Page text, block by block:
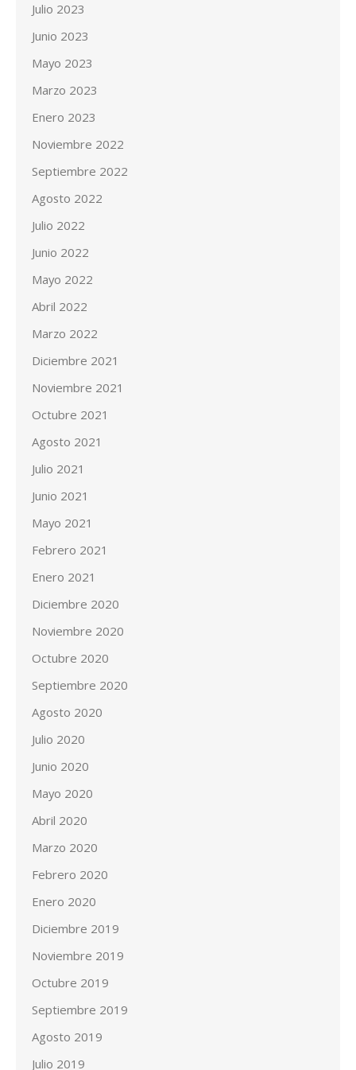
Julio 2023
Junio 2023
Mayo 2023
Marzo 2023
Enero 2023
Noviembre 2022
Septiembre 2022
Agosto 2022
Julio 2022
Junio 2022
Mayo 2022
Abril 2022
Marzo 2022
Diciembre 2021
Noviembre 2021
Octubre 2021
Agosto 2021
Julio 2021
Junio 2021
Mayo 2021
Febrero 2021
Enero 2021
Diciembre 2020
Noviembre 2020
Octubre 2020
Septiembre 2020
Agosto 2020
Julio 2020
Junio 2020
Mayo 2020
Abril 2020
Marzo 2020
Febrero 2020
Enero 2020
Diciembre 2019
Noviembre 2019
Octubre 2019
Septiembre 2019
Agosto 2019
Julio 2019